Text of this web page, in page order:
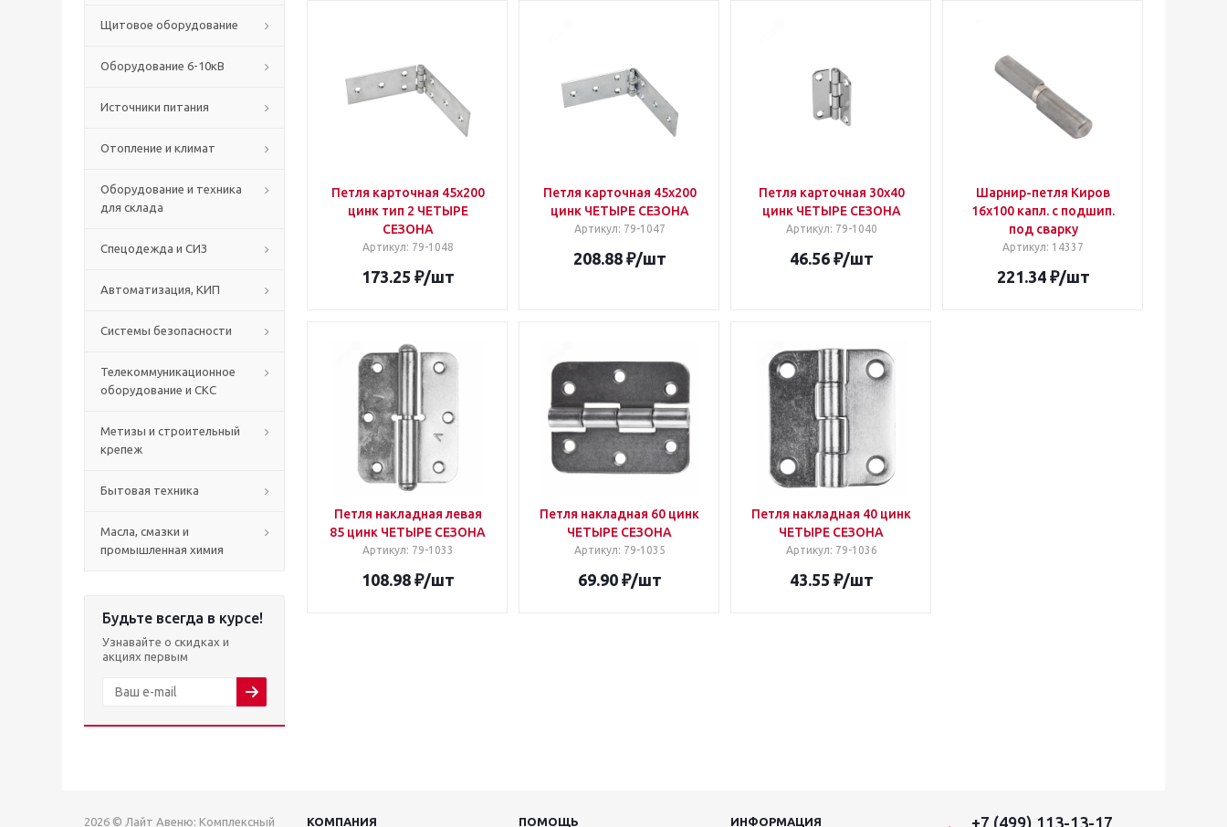
Щитовое оборудование
Оборудование 6-10кВ
Источники питания
Отопление и климат
Оборудование и техника
для склада
Спецодежда и СИЗ
Автоматизация, КИП
Системы безопасности
Телекоммуникационное
оборудование и СКС
Метизы и строительный
крепеж
Бытовая техника
Масла, смазки и
промышленная химия
Будьте всегда в курсе!
Узнавайте о скидках и
акциях первым
Петля карточная 45х200
цинк тип 2 ЧЕТЫРЕ
СЕЗОНА
Артикул: 79-1048
173.25 ₽/шт
Петля карточная 45х200
цинк ЧЕТЫРЕ СЕЗОНА
Артикул: 79-1047
208.88₽/шт
Петля карточная 30х40
цинк ЧЕТЫРЕ СЕЗОНА
Артикул: 79-1040
46.56₽/шт
Шарнир-петля Киров
16х100 капл. с подшип.
под сварку
Артикул: 14337
221.34₽/шт
Петля накладная левая
85 цинк ЧЕТЫРЕ СЕЗОНА
Артикул: 79-1033
108.98₽/шт
Петля накладная 60 цинк
ЧЕТЫРЕ СЕЗОНА
Артикул: 79-1035
69.90₽/шт
Петля накладная 40 цинк
ЧЕТЫРЕ СЕЗОНА
Артикул: 79-1036
43.55 ₽/шт
2026 © Лайт Авеню: Комплексный КОМПАНИЯ ПОМОЩЬ ИНФОРМАЦИЯ +7 (499) 113-13-17